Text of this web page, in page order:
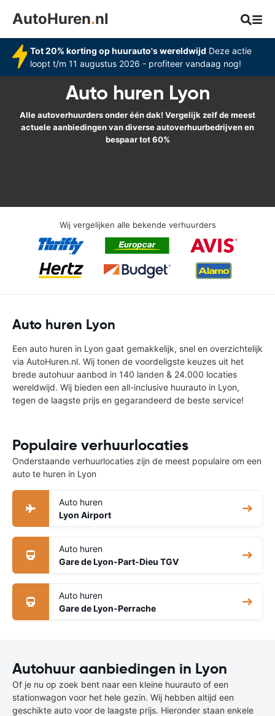
AutoHuren.nl
Tot 20% korting op huurauto's wereldwijd Deze actie
loopt t/m 11 augustus 2026 - profiteer vandaag nog!
Auto huren Lyon
Alle autoverhuurders onder één dak! Vergelijk zelf de meest
actuele aanbiedingen van diverse autoverhuurbedrijven en
bespaar tot 60%
Wij vergelijken alle bekende verhuurders
Auto huren Lyon
Een auto huren in Lyon gaat gemakkelijk, snel en overzichtelijk
via AutoHuren.nl. Wij tonen de voordeligste keuzes uit het
brede autohuur aanbod in 140 landen & 24.000 locaties
wereldwijd. Wij bieden een all-inclusive huurauto in Lyon,
tegen de laagste prijs en gegarandeerd de beste service!
Populaire verhuurlocaties
Onderstaande verhuurlocaties zijn de meest populaire om een
auto te huren in Lyon
Auto huren
Lyon Airport
Auto huren
Gare de Lyon-Part-Dieu TGV
Auto huren
Gare de Lyon-Perrache
Autohuur aanbiedingen in Lyon
Of je nu op zoek bent naar een kleine huurauto of een
stationwagon voor het hele gezin. Wij hebben altijd een
geschikte auto voor de laagste prijs. Hieronder staan enkele